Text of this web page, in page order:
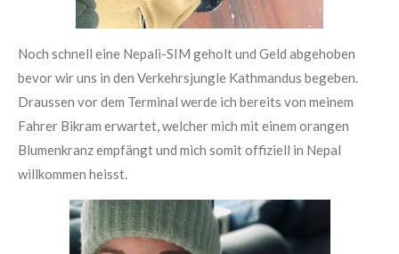
Noch schnell eine Nepali-SIM geholt und Geld abgehoben
bevor wir uns in den Verkehrsjungle Kathmandus begeben.
Draussen vor dem Terminal werde ich bereits von meinem
Fahrer Bikram erwartet, welcher mich mit einem orangen
Blumenkranz empfängt und mich somit offiziell in Nepal
willkommen heisst.